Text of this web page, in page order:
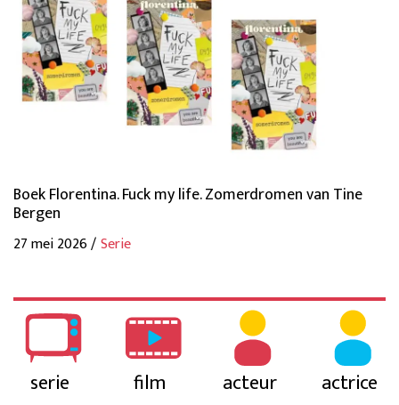
Boek Florentina. Fuck my life. Zomerdromen van Tine
Bergen
27 mei 2026 /Serie
serie film acteur actrice